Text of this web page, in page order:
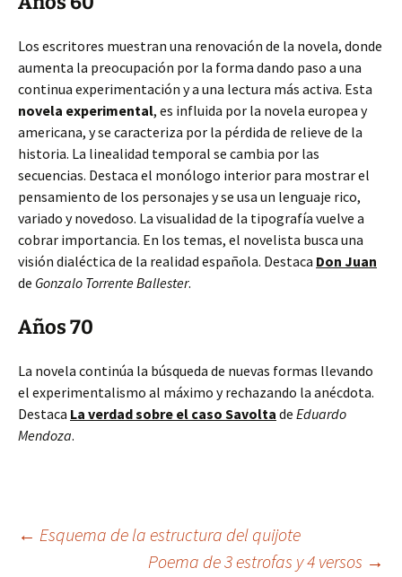
Los escritores muestran una renovación de la novela, donde
aumenta la preocupación por la forma dando paso a una
continua experimentación y a una lectura más activa. Esta
novela experimental, es influida por la novela europea y
americana, y se caracteriza por la pérdida de relieve de la
historia. La linealidad temporal se cambia por las
secuencias. Destaca el monólogo interior para mostrar el
pensamiento de los personajes y se usa un lenguaje rico,
variado y novedoso. La visualidad de la tipografía vuelve a
cobrar importancia. En los temas, el novelista busca una
visión dialéctica de la realidad española. Destaca Don Juan
de Gonzalo Torrente Ballester.
Años 70
La novela continúa la búsqueda de nuevas formas llevando
el experimentalismo al máximo y rechazando la anécdota.
Destaca La verdad sobre el caso Savolta de Eduardo
Mendoza.
Navegación
← Esquema de la estructura del quijote
Poema de 3 estrofas y 4 versos →